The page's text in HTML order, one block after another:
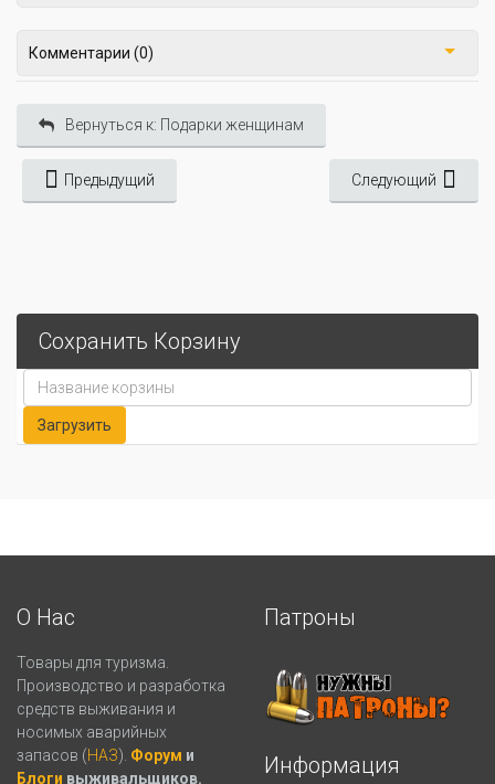
Комментарии (0)
Вернуться к: Подарки женщинам
Предыдущий Следующий
Сохранить Корзину
О Нас
Товары для туризма.
Производство и разработка
средств выживания и
носимых аварийных
запасов (НАЗ). Форум и
Блоги выживальщиков.
Патроны
Информация